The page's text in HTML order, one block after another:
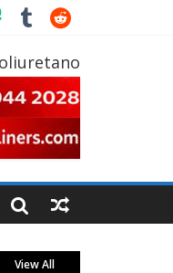
View All